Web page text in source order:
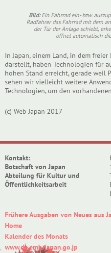
Bild:Ein Fahrrad ein- bzw.
Radfahrer das Fahrrad mit dem
der Tür der Anlage schiebt,
öffnet automatisch
In Japan, einem Land, in dem
darstellt, haben Technologien für
hohen Stand erreicht, gerade weil
sehen wir vielleicht weitere
Technologien, um den
(c) Web Japan 2017
Kontakt:
Botschaft von Japan
Abteilung für Kultur und
Öffentlichkeitsarbeit
Frühere Ausgaben von Neues aus
Home
Kalender des Monats
www.de.emb-japan.go.jp